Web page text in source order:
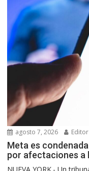
agosto 7, 2026 Editor
Meta es
por afectaciones a
NUEVA YORK.- Un